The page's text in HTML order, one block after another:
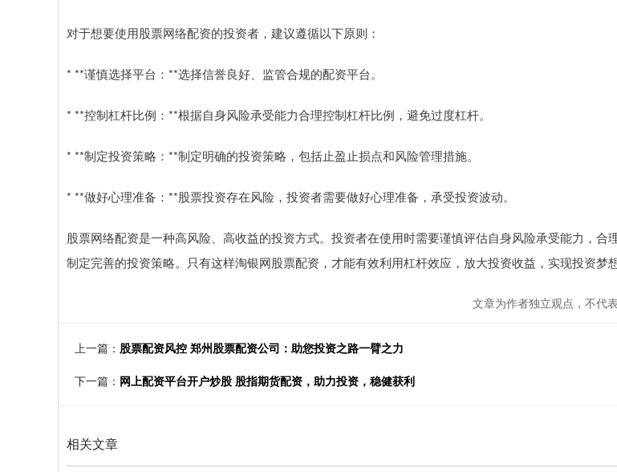
对于想要使用股票网络配资的投资者，建议遵循以下原则：
* **谨慎选择平台：**选择信誉良好、监管合规的配资平台。
* **控制杠杆比例：**根据自身风险承受能力合理控制杠杆比例，避免过度杠杆。
* **制定投资策略：**制定明确的投资策略，包括止盈止损点和风险管理措施。
* **做好心理准备：**股票投资存在风险，投资者需要做好心理准备，承受投资波动。
股票网络配资是一种高风险、高收益的投资方式。投资者在使用时需要谨慎评估自身风险承受能力，合
制定完善的投资策略。只有这样淘银网股票配资，才能有效利用杠杆效应，放大投资收益，实现投资梦想
文章为作者独立观点，不代
上一篇： 股票配资风控 郑州股票配资公司：助您投资之路一臂之力
下一篇： 网上配资平台开户炒股 股指期货配资，助力投资，稳健获利
相关文章